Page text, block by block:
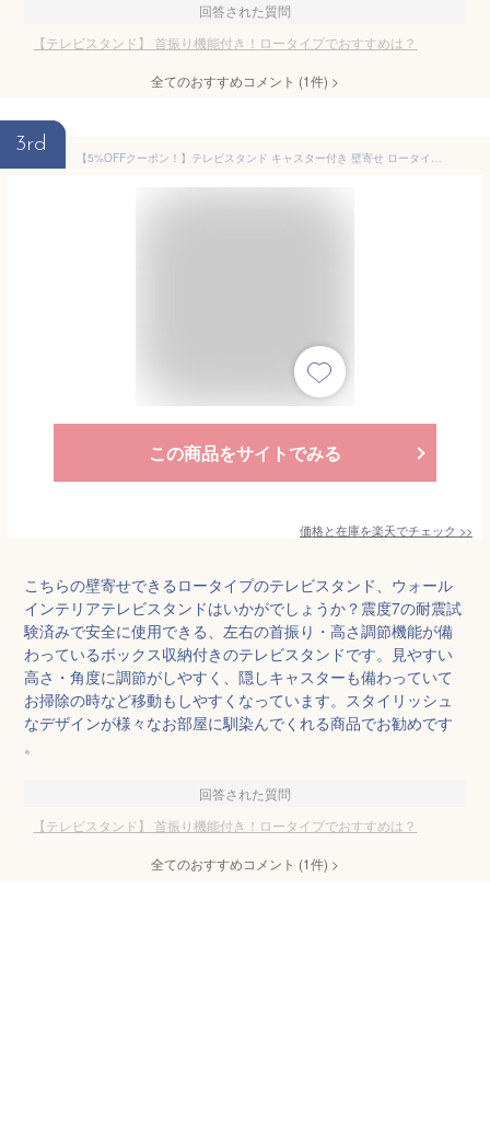
回答された質問
【テレビスタンド】 首振り機能付き！ロータイプでおすすめは？
全てのおすすめコメント (1件) >
3rd
【5%OFFクーポン！】テレビスタンド キャスター付き 壁寄せ ロータイプ 耐震 テレビ台 WALL B1 BOX 32インチ 〜 65インチ テレビ 対応 左右 首振り 角度 調整 壁掛け風 おしゃれ シンプル ブラック 黒 ホワイト 白 木目 ブラウン 自立 回転 TV台 ウォール EQUALS
この商品をサイトでみる
価格と在庫を楽天でチェック >>
こちらの壁寄せできるロータイプのテレビスタンド、ウォール
インテリアテレビスタンドはいかがでしょうか？震度7の耐震試
験済みで安全に使用できる、左右の首振り・高さ調節機能が備
わっているボックス収納付きのテレビスタンドです。見やすい
高さ・角度に調節がしやすく、隠しキャスターも備わっていて
お掃除の時など移動もしやすくなっています。スタイリッシュ
なデザインが様々なお部屋に馴染んでくれる商品でお勧めです
。
回答された質問
【テレビスタンド】 首振り機能付き！ロータイプでおすすめは？
全てのおすすめコメント (1件) >